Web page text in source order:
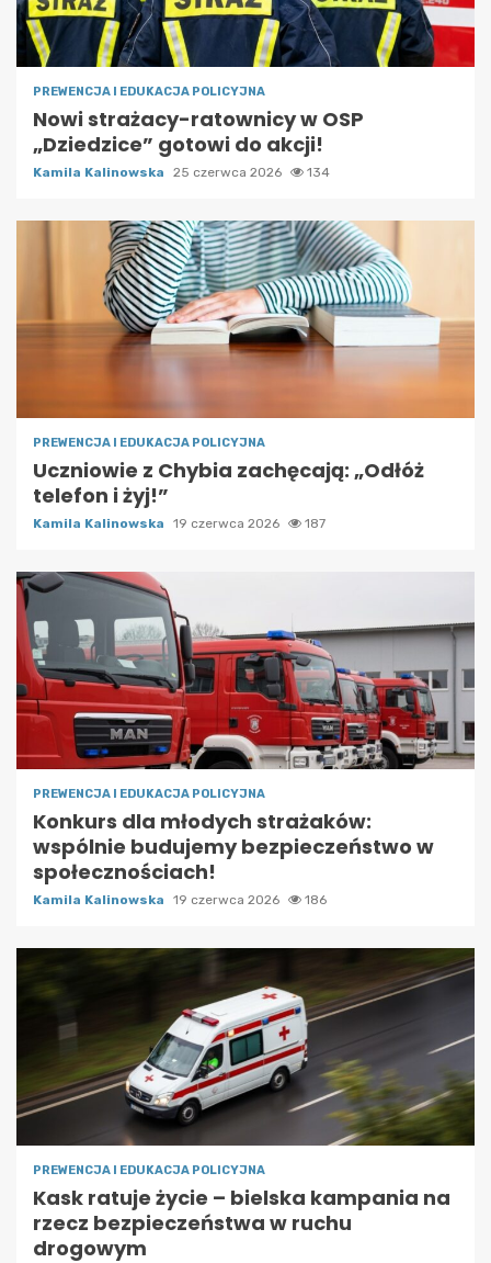
PREWENCJA I EDUKACJA POLICYJNA
Nowi strażacy-ratownicy w OSP
„Dziedzice” gotowi do akcji!
Kamila Kalinowska 25 czerwca 2026 134
PREWENCJA I EDUKACJA POLICYJNA
Uczniowie z Chybia zachęcają: „Odłóż
telefon i żyj!”
Kamila Kalinowska 19 czerwca 2026 187
PREWENCJA I EDUKACJA POLICYJNA
Konkurs dla młodych strażaków:
wspólnie budujemy bezpieczeństwo w
społecznościach!
Kamila Kalinowska 19 czerwca 2026 186
PREWENCJA I EDUKACJA POLICYJNA
Kask ratuje życie – bielska kampania na
rzecz bezpieczeństwa w ruchu
drogowym